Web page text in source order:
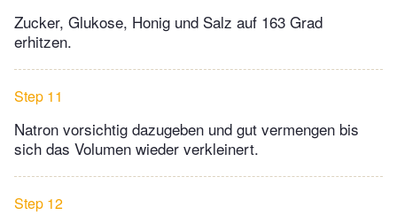
Zucker, Glukose, Honig und Salz auf 163 Grad
erhitzen.
Step 11
Natron vorsichtig dazugeben und gut vermengen bis
sich das Volumen wieder verkleinert.
Step 12